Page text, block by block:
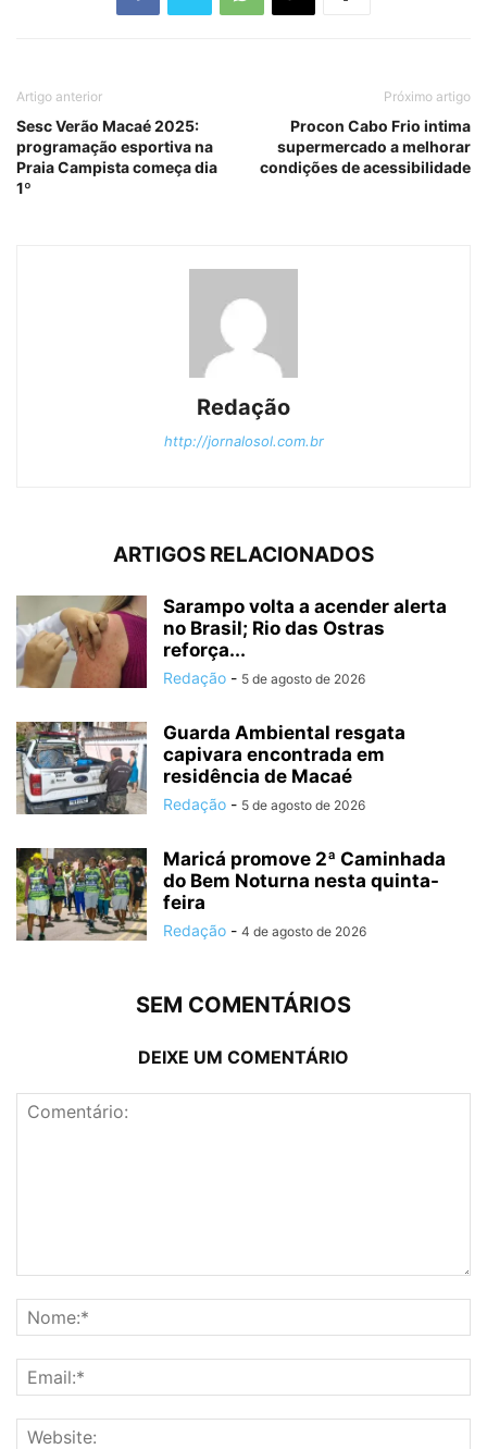
Artigo anterior
Sesc Verão Macaé 2025:
programação esportiva na
Praia Campista começa dia
1º
Próximo artigo
Procon Cabo Frio intima
supermercado a melhorar
condições de acessibilidade
Redação
http://jornalosol.com.br
ARTIGOS RELACIONADOS
Sarampo volta a acender alerta
no Brasil; Rio das Ostras
reforça...
Redação - 5 de agosto de 2026
Guarda Ambiental resgata
capivara encontrada em
residência de Macaé
Redação - 5 de agosto de 2026
Maricá promove 2ª Caminhada
do Bem Noturna nesta quinta-
feira
Redação - 4 de agosto de 2026
SEM COMENTÁRIOS
DEIXE UM COMENTÁRIO